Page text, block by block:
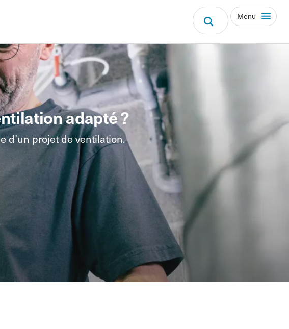
Menu
adapté ?
d’un projet de ventilation.